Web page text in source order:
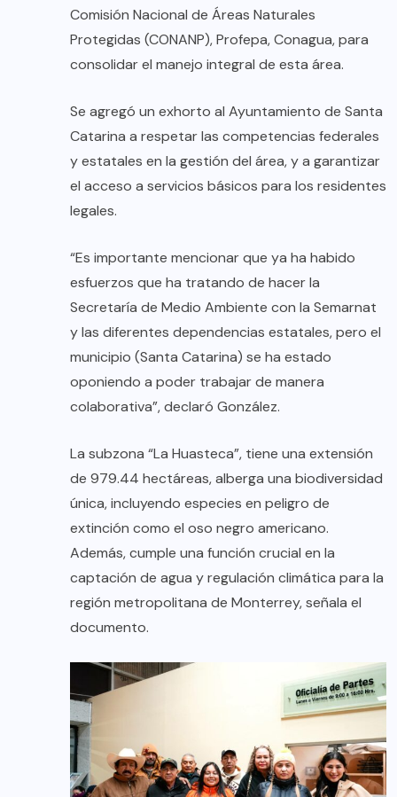
Comisión Nacional de Áreas Naturales
Protegidas (CONANP), Profepa, Conagua, para
consolidar el manejo integral de esta área.
Se agregó un exhorto al Ayuntamiento de Santa
Catarina a respetar las competencias federales
y estatales en la gestión del área, y a garantizar
el acceso a servicios básicos para los residentes
legales.
“Es importante mencionar que ya ha habido
esfuerzos que ha tratando de hacer la
Secretaría de Medio Ambiente con la Semarnat
y las diferentes dependencias estatales, pero el
municipio (Santa Catarina) se ha estado
oponiendo a poder trabajar de manera
colaborativa”, declaró González.
La subzona “La Huasteca”, tiene una extensión
de 979.44 hectáreas, alberga una biodiversidad
única, incluyendo especies en peligro de
extinción como el oso negro americano.
Además, cumple una función crucial en la
captación de agua y regulación climática para la
región metropolitana de Monterrey, señala el
documento.